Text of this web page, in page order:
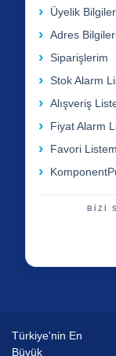
Üyelik
Adres
Siparişlerim
Stok Alarm
Alışveriş
Fiyat Alarm
Favori Listem
BİZİ
Türkiye'nin En
Büyük